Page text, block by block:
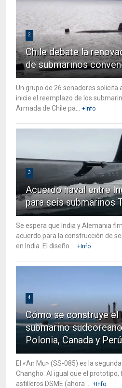
2
Chile debate la
de submarinos
Un grupo de 26 senadores solicita
inicie el reemplazo de los
Armada de Chile pa...
+Info
3
Acuerdo naval entre
para seis submarinos
Se espera que India y Alemania
acuerdo para la construcción de
en India. El diseño ...
+Info
4
Cómo se construye el
submarino
Polonia, Canada y
El «An Mu» (SS-085) es la
Changho. Al igual que el
astilleros DSME (ahora ...
+Info